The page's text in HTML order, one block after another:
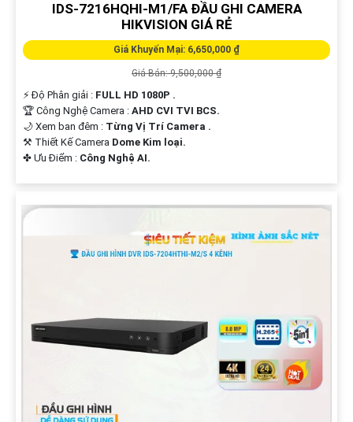
IDS-7216HQHI-M1/FA ĐẦU GHI CAMERA
HIKVISION GIÁ RẺ
Giá Khuyến Mại: 6,650,000 ₫
Giá Bán: 9,500,000 ₫
️⚡ Độ Phân giải : FULL HD 1080P .
🏆 Công Nghệ Camera : AHD CVI TVI BCS.
🌙 Xem ban đêm : Từng Vị Trí Camera .
⚒ Thiết Kế Camera Dome Kim loại.
️✤ Ưu Điểm : Công Nghệ AI.